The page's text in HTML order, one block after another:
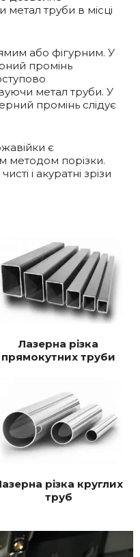
труби в місці
або фігурним. У
промінь
метал труби. У
промінь слідує
є
методом порізки.
і акуратнi зрізи
Лазерна різка
прямокутних труби
різка круглих
труб